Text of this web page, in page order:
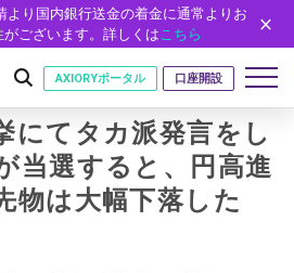
より国内銀行送金の着金に通常よりお
ございます。詳しくはこちら
AXIORYポータル 口座開設
にてタカ派発言をし
当選すると、円高進
物は大幅下落した